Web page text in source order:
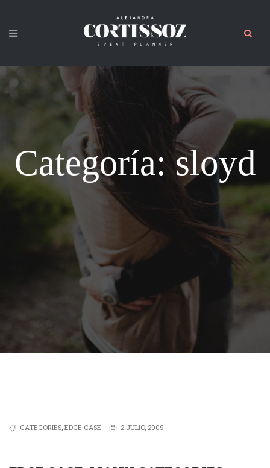
Categoría:sloyd
CATEGORIES, EDGE CASE 2 JULIO, 2009